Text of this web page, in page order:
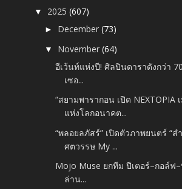
▼ 2025(607)
► December(73)
▼ November(64)
อีเว้นท์แห่งปี! ศิลปินดาราดังกว่า
เซอ...
“สยามพารากอน เปิด NEXTOPIA
แห่งโลกอนาคต...
“พลอยลภัสร์” เปิดตัวภาพยนตร์ “ส
ศตวรรษ My ...
Mojo Muse ยกทีม ปีเตอร์–กอล์ฟ–
ล่าน...